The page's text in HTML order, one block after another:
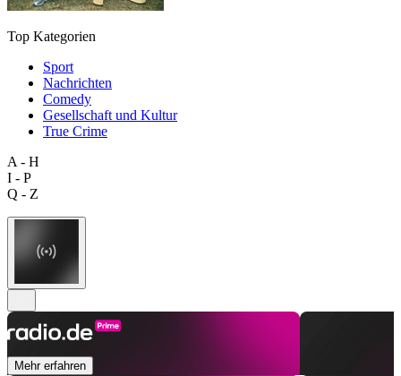
Top Kategorien
Sport
Nachrichten
Comedy
Gesellschaft und Kultur
True Crime
A - H
I - P
Q - Z
Mehr erfahren